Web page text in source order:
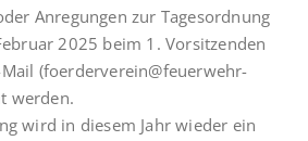
Anregungen zur Tagesordnung
2025 beim 1. Vorsitzenden
(foerderverein@feuerwehr-
werden.
wird in diesem Jahr wieder ein